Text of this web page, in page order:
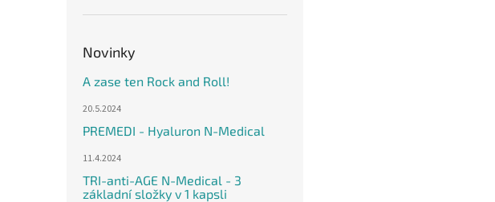
Novinky
A zase ten Rock and Roll!
20.5.2024
PREMEDI - Hyaluron N-Medical
11.4.2024
TRI-anti-AGE N-Medical - 3
základní složky v 1 kapsli